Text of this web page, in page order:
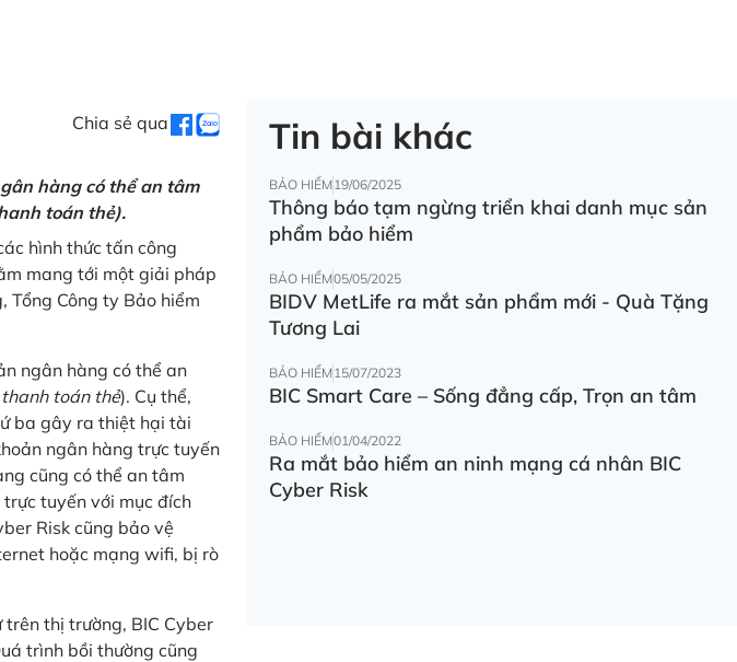
Chia sẻ qua
hàng có thể an tâm
toán thẻ).
hình thức tấn công
mang tới một giải pháp
Tổng Công ty Bảo hiểm
ngân hàng có thể an
toán thẻ). Cụ thể,
ba gây ra thiệt hại tài
ngân hàng trực tuyến
cũng có thể an tâm
tuyến với mục đích
Risk cũng bảo vệ
hoặc mạng wifi, bị rò
thị trường, BIC Cyber
trình bồi thường cũng
Tin bài khác
BẢO HIỂM19/06/2025
Thông báo tạm ngừng triển khai danh mục sản
phẩm bảo hiểm
BẢO HIỂM05/05/2025
BIDV MetLife ra mắt sản phẩm mới - Quà Tặng
Tương Lai
BẢO HIỂM15/07/2023
BIC Smart Care – Sống đẳng cấp, Trọn an tâm
BẢO HIỂM01/04/2022
Ra mắt bảo hiểm an ninh mạng cá nhân BIC
Cyber Risk